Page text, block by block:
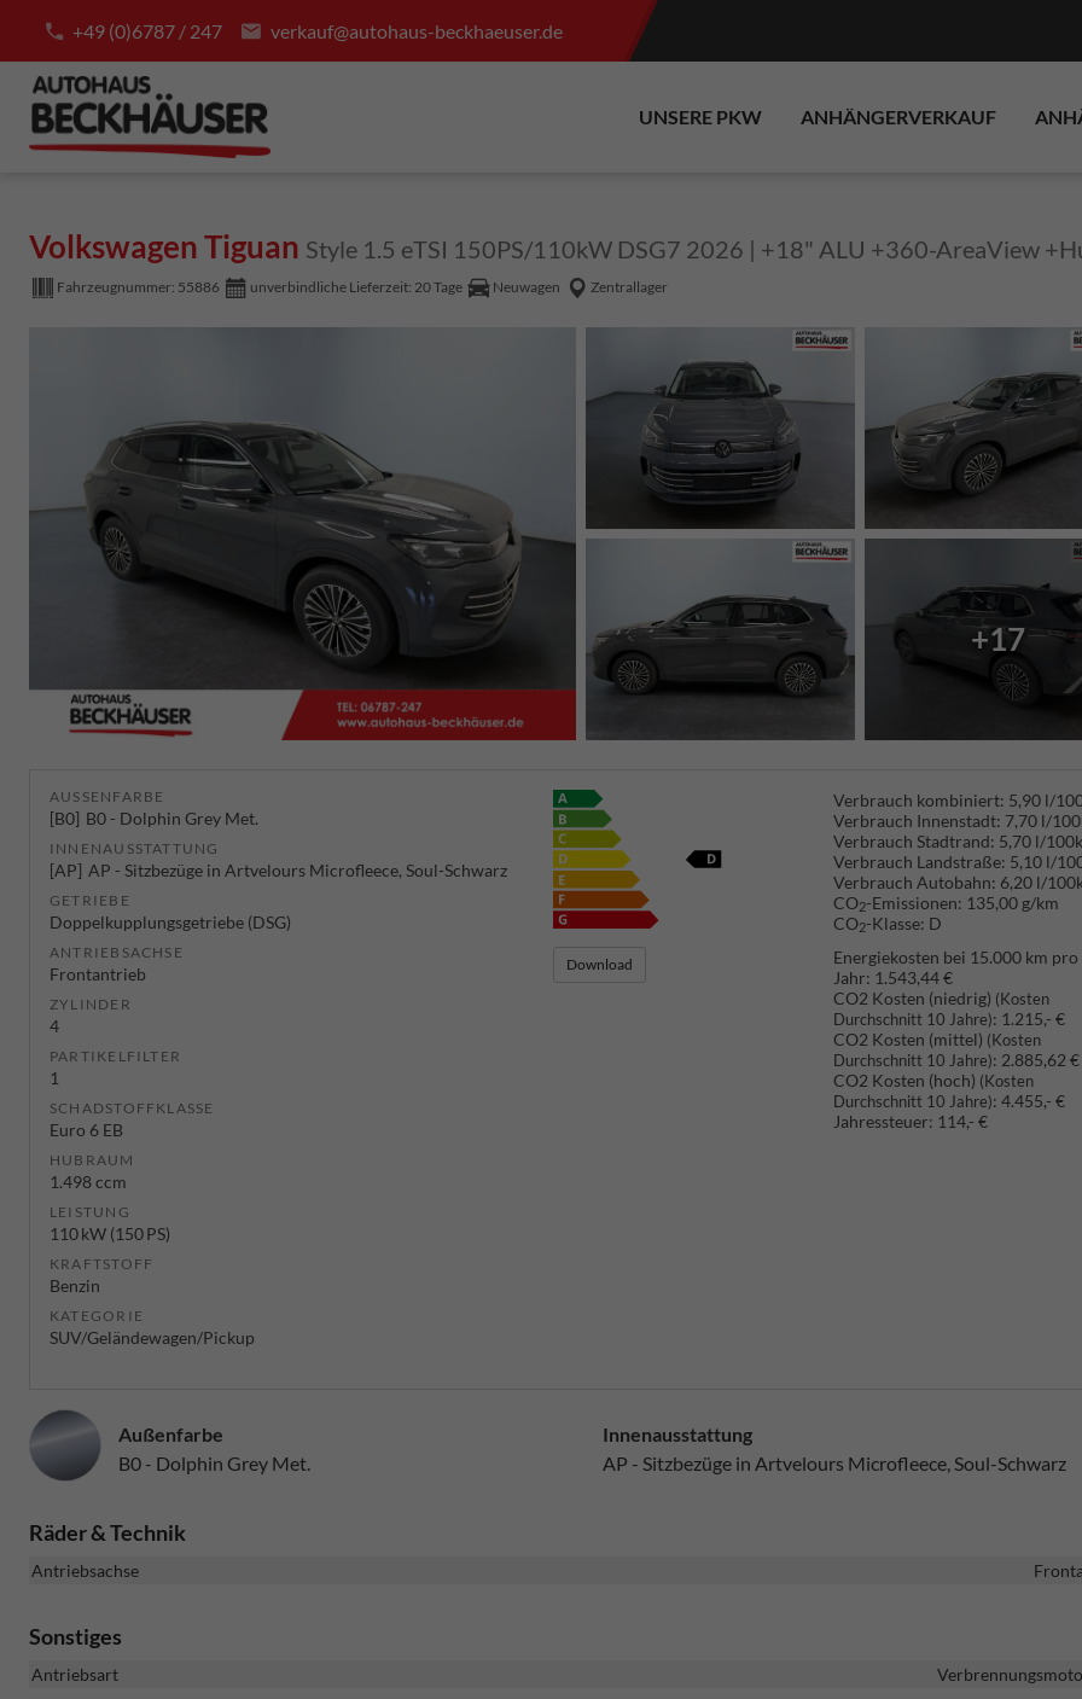
+49 (0)6787 / 247 verkauf@autohaus-beckhaeuser.de
UNSERE PKW ANHÄNGERVERKAUF
Volkswagen Tiguan Style 1.5 eTSI 150PS/110kW DSG7 2026 | +18" ALU +360-AreaView
Fahrzeugnummer: 55886 unverbindliche Lieferzeit: 20 Tage Neuwagen Zentrallager
+17
AUSSENFARBE
B0 B0 - Dolphin Grey Met.
INNENAUSSTATTUNG
AP AP - Sitzbezüge in Artvelours Microfleece, Soul-Schwarz
GETRIEBE
Doppelkupplungsgetriebe (DSG)
ANTRIEBSACHSE
Frontantrieb
ZYLINDER
4
PARTIKELFILTER
1
SCHADSTOFFKLASSE
Euro 6 EB
HUBRAUM
1.498 ccm
LEISTUNG
110 kW (150 PS)
KRAFTSTOFF
Benzin
KATEGORIE
SUV/Geländewagen/Pickup
Verbrauch kombiniert: 5,90 l/
Verbrauch Innenstadt: 7,70 l/
Verbrauch Stadtrand: 5,70 l/
Verbrauch Landstraße: 5,10 l/
Verbrauch Autobahn: 6,20 l/
CO2-Emissionen: 135,00 g/km
CO2-Klasse: D
Download
Energiekosten bei 15.000 km pro
Jahr: 1.543,44 €
CO2 Kosten (niedrig) (Kosten
Durchschnitt 10 Jahre): 1.215,- €
CO2 Kosten (mittel) (Kosten
Durchschnitt 10 Jahre): 2.885,62 €
CO2 Kosten (hoch) (Kosten
Durchschnitt 10 Jahre): 4.455,- €
Jahressteuer: 114,- €
Außenfarbe
B0 - Dolphin Grey Met.
Innenausstattung
AP - Sitzbezüge in Artvelours Microfleece, Soul-Schwarz
Räder & Technik
Antriebsachse
Sonstiges
Antriebsart